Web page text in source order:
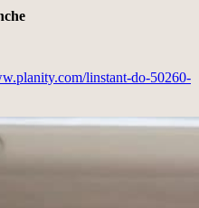
linstant-do-50260-